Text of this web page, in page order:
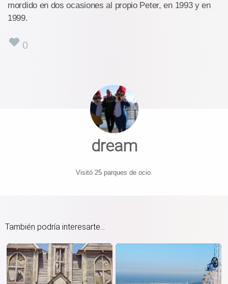
mordido en dos ocasiones al propio Peter, en 1993 y en
1999.
0
dream
Visitó 25 parques de ocio.
También podría interesarte...